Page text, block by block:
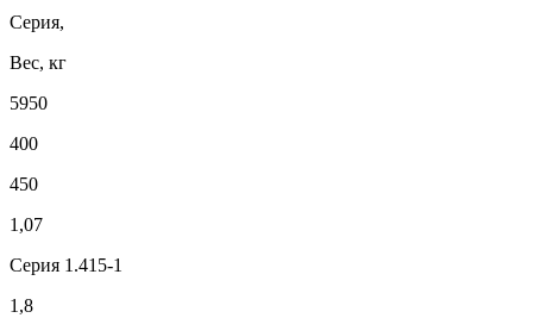
Серия,
Вес, кг
5950
400
450
1,07
Серия 1.415-1
1,8